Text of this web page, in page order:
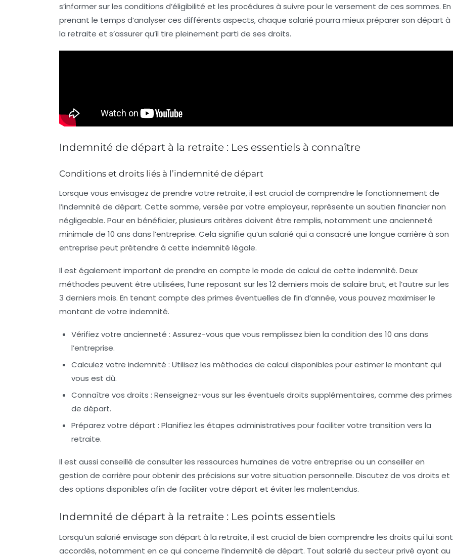
s’informer sur les conditions d’éligibilité et les procédures à suivre pour le versement de ces sommes. En
prenant le temps d’analyser ces différents aspects, chaque salarié pourra mieux préparer son départ à
la retraite et s’assurer qu’il tire pleinement parti de ses droits.
Indemnité de départ à la retraite : Les essentiels à connaître
Conditions et droits liés à l’indemnité de départ
Lorsque vous envisagez de prendre votre retraite, il est crucial de comprendre le fonctionnement de
l’indemnité de départ. Cette somme, versée par votre employeur, représente un soutien financier non
négligeable. Pour en bénéficier, plusieurs critères doivent être remplis, notamment une ancienneté
minimale de 10 ans dans l’entreprise. Cela signifie qu’un salarié qui a consacré une longue carrière à son
entreprise peut prétendre à cette indemnité légale.
Il est également important de prendre en compte le mode de calcul de cette indemnité. Deux
méthodes peuvent être utilisées, l’une reposant sur les 12 derniers mois de salaire brut, et l’autre sur les
3 derniers mois. En tenant compte des primes éventuelles de fin d’année, vous pouvez maximiser le
montant de votre indemnité.
Vérifiez votre ancienneté : Assurez-vous que vous remplissez bien la condition des 10 ans dans
l’entreprise.
Calculez votre indemnité : Utilisez les méthodes de calcul disponibles pour estimer le montant qui
vous est dû.
Connaître vos droits : Renseignez-vous sur les éventuels droits supplémentaires, comme des primes
de départ.
Préparez votre départ : Planifiez les étapes administratives pour faciliter votre transition vers la
retraite.
Il est aussi conseillé de consulter les ressources humaines de votre entreprise ou un conseiller en
gestion de carrière pour obtenir des précisions sur votre situation personnelle. Discutez de vos droits et
des options disponibles afin de faciliter votre départ et éviter les malentendus.
Indemnité de départ à la retraite : Les points essentiels
Lorsqu’un salarié envisage son départ à la retraite, il est crucial de bien comprendre les droits qui lui sont
accordés, notamment en ce qui concerne l’indemnité de départ. Tout salarié du secteur privé ayant au